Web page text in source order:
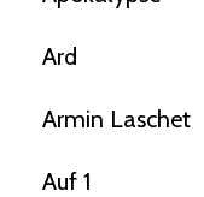
Ard
Armin Laschet
Auf 1